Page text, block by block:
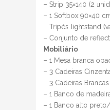
– Strip 35×140 (2
– 1 Softbox 90×40
– Tripés lightstand
– Conjunto de
Mobiliário
– 1 Mesa branca
– 3 Cadeiras
– 3 Cadeiras Brancas
– 1 Banco de
– 1 Banco alto